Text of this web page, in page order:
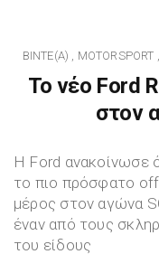
BINTE(A) , MOTORSPORT ,
To νέο Ford
στον
Η Ford ανακοίνωσε
το πιο πρόσφατο
μέρος στον αγώνα
έναν από τους
του είδους